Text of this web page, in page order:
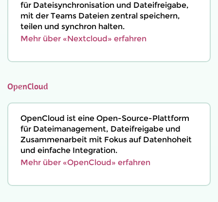
für Dateisynchronisation und Dateifreigabe,
mit der Teams Dateien zentral speichern,
teilen und synchron halten.
Mehr über «Nextcloud» erfahren
OpenCloud
OpenCloud ist eine Open-Source-Plattform
für Dateimanagement, Dateifreigabe und
Zusammenarbeit mit Fokus auf Datenhoheit
und einfache Integration.
Mehr über «OpenCloud» erfahren